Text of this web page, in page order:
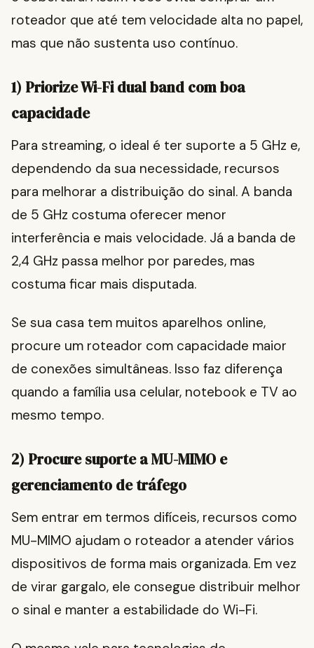
roteador que até tem velocidade alta no papel,
mas que não sustenta uso contínuo.
1) Priorize Wi-Fi dual band com boa
capacidade
Para streaming, o ideal é ter suporte a 5 GHz e,
dependendo da sua necessidade, recursos
para melhorar a distribuição do sinal. A banda
de 5 GHz costuma oferecer menor
interferência e mais velocidade. Já a banda de
2,4 GHz passa melhor por paredes, mas
costuma ficar mais disputada.
Se sua casa tem muitos aparelhos online,
procure um roteador com capacidade maior
de conexões simultâneas. Isso faz diferença
quando a família usa celular, notebook e TV ao
mesmo tempo.
2) Procure suporte a MU-MIMO e
gerenciamento de tráfego
Sem entrar em termos difíceis, recursos como
MU-MIMO ajudam o roteador a atender vários
dispositivos de forma mais organizada. Em vez
de virar gargalo, ele consegue distribuir melhor
o sinal e manter a estabilidade do Wi-Fi.